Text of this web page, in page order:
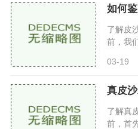
如何
了解皮
前，我
下几种
03-19
真皮
了解真
前，首